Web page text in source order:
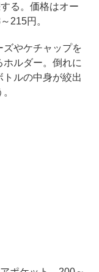
る。価格はオー
215円。
ズやケチャップを
ホルダー。倒れに
トルの中身が絞出